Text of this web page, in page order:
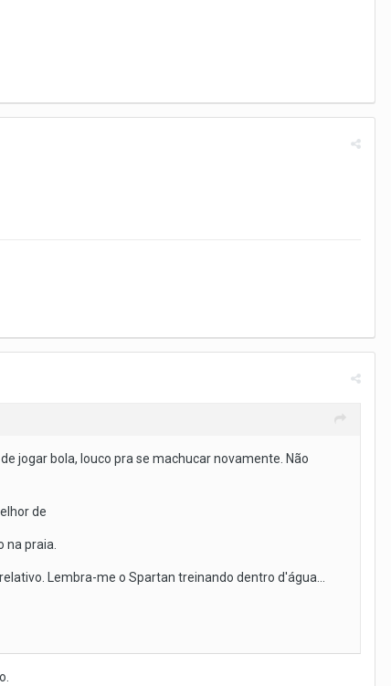
jogar bola, louco pra se machucar novamente. Não
de
na praia.
Lembra-me o Spartan treinando dentro d'água...